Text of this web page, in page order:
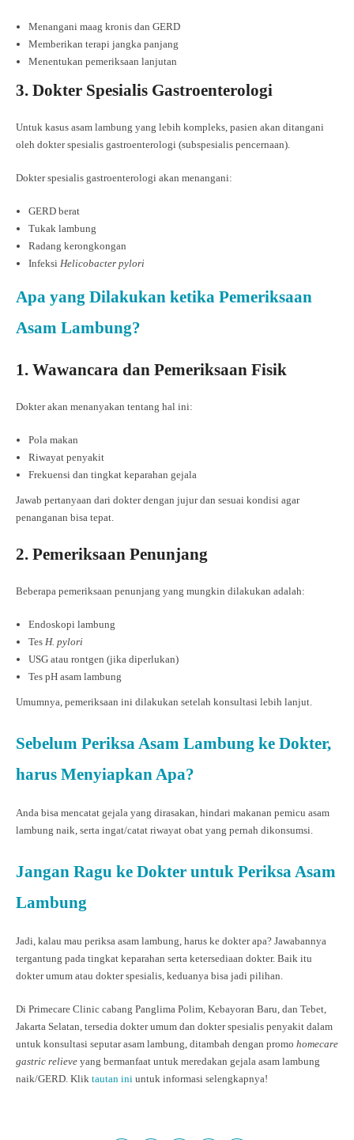
Menangani maag kronis dan GERD
Memberikan terapi jangka panjang
Menentukan pemeriksaan lanjutan
3. Dokter Spesialis Gastroenterologi
Untuk kasus asam lambung yang lebih kompleks, pasien akan ditangani
oleh dokter spesialis gastroenterologi (subspesialis pencernaan).
Dokter spesialis gastroenterologi akan menangani:
GERD berat
Tukak lambung
Radang kerongkongan
Infeksi Helicobacter pylori
Apa yang Dilakukan ketika Pemeriksaan
Asam Lambung?
1. Wawancara dan Pemeriksaan Fisik
Dokter akan menanyakan tentang hal ini:
Pola makan
Riwayat penyakit
Frekuensi dan tingkat keparahan gejala
Jawab pertanyaan dari dokter dengan jujur dan sesuai kondisi agar
penanganan bisa tepat.
2. Pemeriksaan Penunjang
Beberapa pemeriksaan penunjang yang mungkin dilakukan adalah:
Endoskopi lambung
Tes H. pylori
USG atau rontgen (jika diperlukan)
Tes pH asam lambung
Umumnya, pemeriksaan ini dilakukan setelah konsultasi lebih lanjut.
Sebelum Periksa Asam Lambung ke Dokter,
harus Menyiapkan Apa?
Anda bisa mencatat gejala yang dirasakan, hindari makanan pemicu asam
lambung naik, serta ingat/catat riwayat obat yang pernah dikonsumsi.
Jangan Ragu ke Dokter untuk Periksa Asam
Lambung
Jadi, kalau mau periksa asam lambung, harus ke dokter apa? Jawabannya
tergantung pada tingkat keparahan serta ketersediaan dokter. Baik itu
dokter umum atau dokter spesialis, keduanya bisa jadi pilihan.
Di Primecare Clinic cabang Panglima Polim, Kebayoran Baru, dan Tebet,
Jakarta Selatan, tersedia dokter umum dan dokter spesialis penyakit dalam
untuk konsultasi seputar asam lambung, ditambah dengan promo homecare
gastric relieve yang bermanfaat untuk meredakan gejala asam lambung
naik/GERD. Klik tautan ini untuk informasi selengkapnya!